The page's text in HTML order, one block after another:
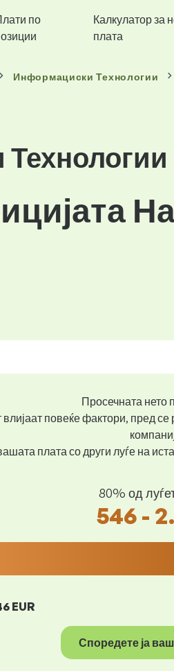
по
Калкулатор за
плата
Информациски Технологии
Просечната нето
повеќе фактори, пред
плата со други луѓе на
80% од
546 -
EUR
Споредете ја